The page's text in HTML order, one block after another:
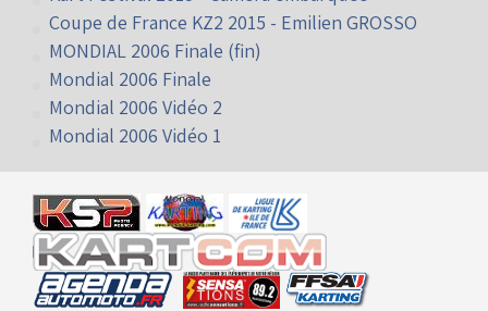
Coupe de France KZ2 2015 - Emilien GROSSO
MONDIAL 2006 Finale (fin)
Mondial 2006 Finale
Mondial 2006 Vidéo 2
Mondial 2006 Vidéo 1